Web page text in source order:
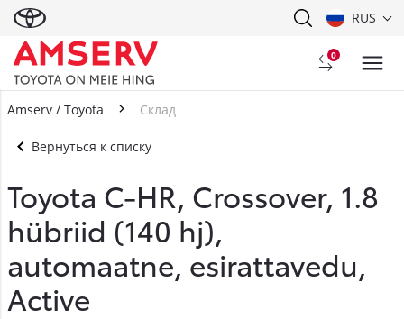
RUS
0
Amserv / Toyota Склад
Вернуться к списку
Toyota C-HR, Crossover, 1.8
hübriid (140 hj),
automaatne, esirattavedu,
Active